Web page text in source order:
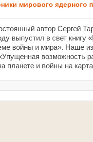
мирового ядерного
автор Сергей
выпустил в свет
войны и мира». Наше
возможность
планете и войны на